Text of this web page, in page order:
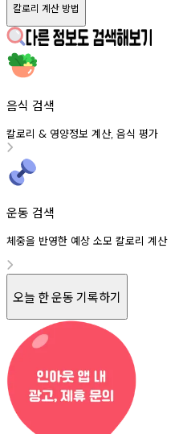
칼로리 계산 방법
음식 검색
칼로리 & 영양정보 계산, 음식 평가
운동 검색
체중을 반영한 예상 소모 칼로리 계산
오늘 한 운동 기록하기